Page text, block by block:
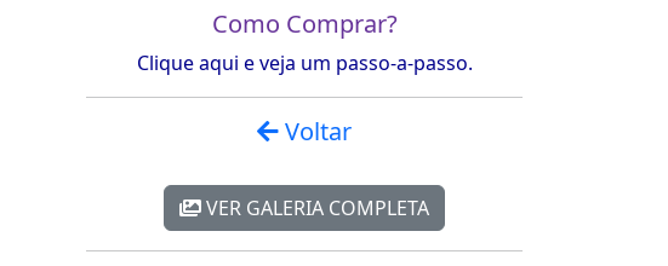
Como Comprar?
Clique aqui e veja um passo-a-passo.
Voltar
VER GALERIA COMPLETA